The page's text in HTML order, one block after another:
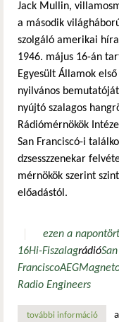
Jack Mullin,
a második
szolgáló amerikai
1946. május 16-án
Egyesült Államok
nyilvános
nyújtó szalagos
Rádiómérnökök
San Franciscó-i
dzsesszzenekar
mérnökök szerint
előadástól.
ezen a napon
16Hi-FiszalagrádióSan
FranciscoAEG
Radio Engineers
további információaz